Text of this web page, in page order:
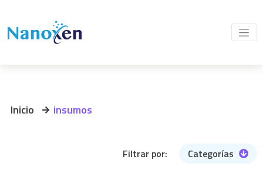
Inicio insumos
Filtrar por: Categorías